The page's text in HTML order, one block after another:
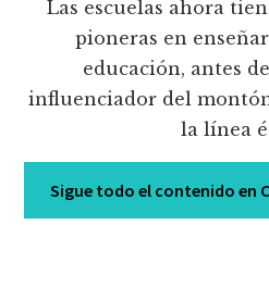
Las escuelas ahora
pioneras en
educación, antes
influenciador del
la línea
Sigue todo el contenido en